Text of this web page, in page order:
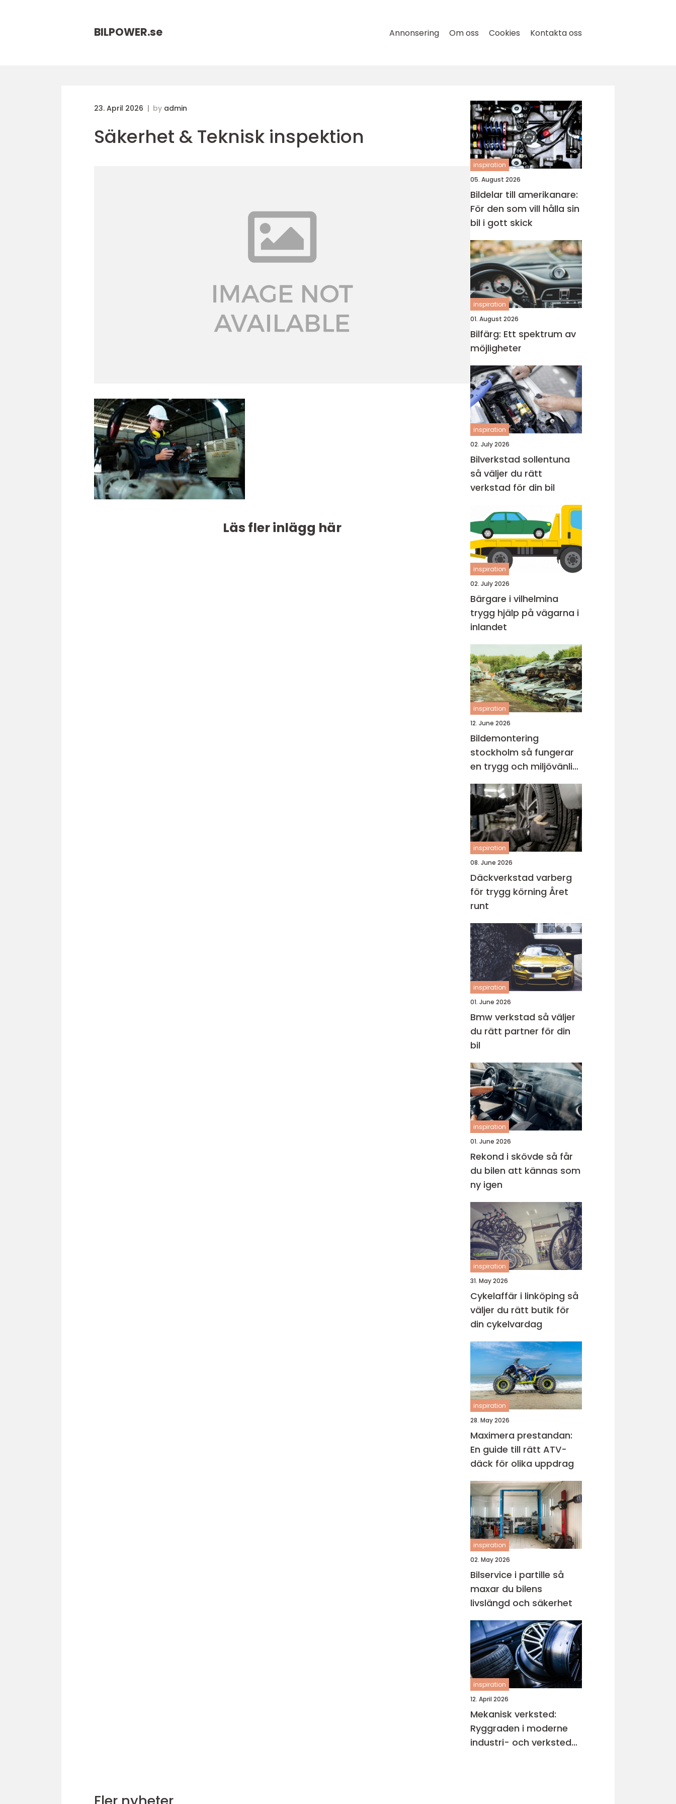
BILPOWER.se Annonsering Om oss Cookies Kontakta oss
23. April 2026 by admin
Säkerhet & Teknisk inspektion
Läs fler inlägg här
inspiration
05. August 2026
Bildelar till amerikanare:
För den som vill hålla sin
bil i gott skick
inspiration
01. August 2026
Bilfärg: Ett spektrum av
möjligheter
inspiration
02. July 2026
Bilverkstad sollentuna
så väljer du rätt
verkstad för din bil
inspiration
02. July 2026
Bärgare i vilhelmina
trygg hjälp på vägarna i
inlandet
inspiration
12. June 2026
Bildemontering
stockholm så fungerar
en trygg och miljövänlig
bilskrot
inspiration
08. June 2026
Däckverkstad varberg
för trygg körning Året
runt
inspiration
01. June 2026
Bmw verkstad så väljer
du rätt partner för din
bil
inspiration
01. June 2026
Rekond i skövde så får
du bilen att kännas som
ny igen
inspiration
31. May 2026
Cykelaffär i linköping så
väljer du rätt butik för
din cykelvardag
inspiration
28. May 2026
Maximera prestandan:
En guide till rätt ATV-
däck för olika uppdrag
inspiration
02. May 2026
Bilservice i partille så
maxar du bilens
livslängd och säkerhet
inspiration
12. April 2026
Mekanisk verksted:
Ryggraden i moderne
industri- och verksted-